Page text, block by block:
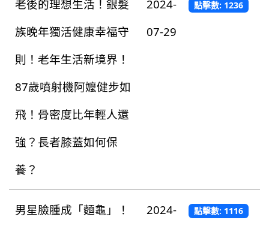
老後的理想生活！銀髮
族晚年獨活健康幸福守
則！老年生活新境界！
87歲噴射機阿嬤健步如
飛！骨密度比年輕人還
強？長者膝蓋如何保
養？
2024-
07-29
點擊數: 1236
男星臉腫成「麵龜」！
2024-
點擊數: 1116